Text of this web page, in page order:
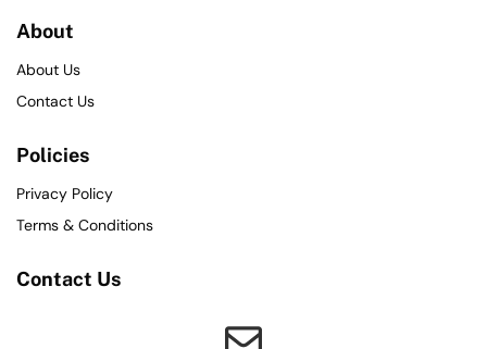
About
About Us
Contact Us
Policies
Privacy Policy
Terms & Conditions
Contact Us